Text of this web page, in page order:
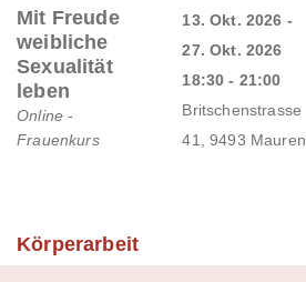
Mit Freude
weibliche
Sexualität
leben
Online -
Frauenkurs
13. Okt. 2026 -
27. Okt. 2026
18:30 - 21:00
Britschenstrasse
41, 9493 Mauren
Körperarbeit